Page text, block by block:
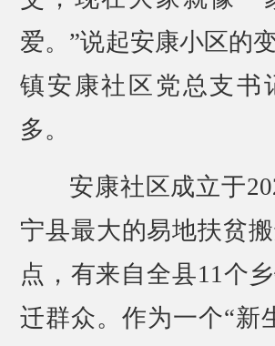
爱。”说起安康小区的
镇安康社区党总支书
多。
安康社区成立于
宁县最大的易地扶贫
点，有来自全县11个
迁群众。作为一个“新